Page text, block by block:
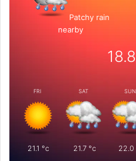
Patchy rain
nearby
18.8
FRI
21.1 °c
SAT
21.7 °c
SUN
22.0